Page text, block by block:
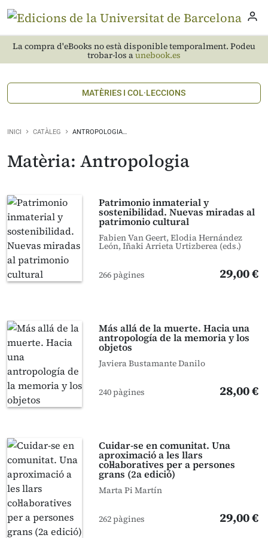
La compra d'eBooks no està disponible temporalment. Podeu
trobar-los aunebook.es
MATÈRIES I COL·LECCIONS
INICI CATÀLEG ANTROPOLOGIA…
Matèria: Antropologia
Patrimonio inmaterial y
sostenibilidad. Nuevas miradas al
patrimonio cultural
Fabien Van Geert, Elodia Hernández
León, Iñaki Arrieta Urtizberea (eds.)
266 pàgines 29,00 €
Más allá de la muerte. Hacia una
antropología de la memoria y los
objetos
Javiera Bustamante Danilo
240 pàgines 28,00 €
Cuidar-se en comunitat. Una
aproximació a les llars
col·laboratives per a persones
grans (2a edició)
Marta Pi Martín
262 pàgines 29,00 €